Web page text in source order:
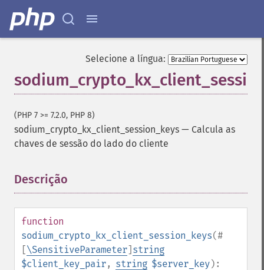
Selecione a língua:
(PHP 7 >= 7.2.0, PHP 8)
sodium_crypto_kx_client_session_keys — Calcula as
chaves de sessão do lado do cliente
Descrição
function
sodium_crypto_kx_client_session_keys(#
[\SensitiveParameter] string
$client_key_pair, string $server_key):